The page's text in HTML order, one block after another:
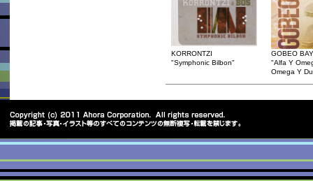
KORRONTZI
"Symphonic Bilbon"
GOBEO BAY
"Alfa Y
Omega Y